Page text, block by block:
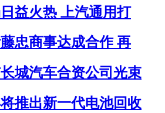
益火热 上汽通用打
忠商事达成合作 再
城汽车合资公司光束
推出新一代电池回收